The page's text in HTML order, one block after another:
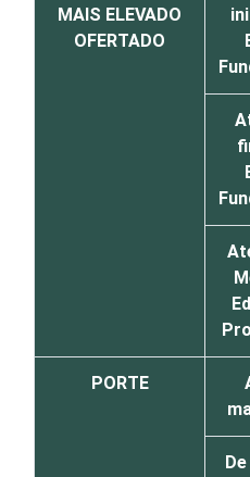
MAIS ELEVADO
OFERTADO
PORTE